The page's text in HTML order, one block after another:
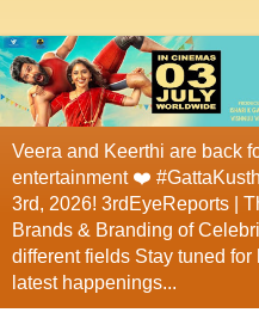
Veera and Keerthi are back
entertainment ❤️
3rd, 2026! 3rdEyeReports |
Brands & Branding of
different fields Stay tuned
latest happenings...